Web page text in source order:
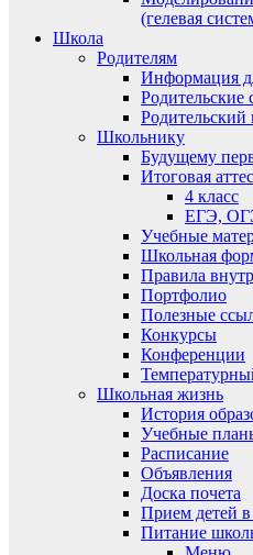
(гелевая
Школа
Родителям
Информация
Родительские
Родительский
Школьнику
Будущему
Итоговая
4 класс
ЕГЭ,
Учебные
Школьная
Правила
Портфолио
Полезные
Конкурсы
Конференции
Школьная жизнь
История
Учебные
Расписание
Объявления
Доска почета
Прием детей
Питание